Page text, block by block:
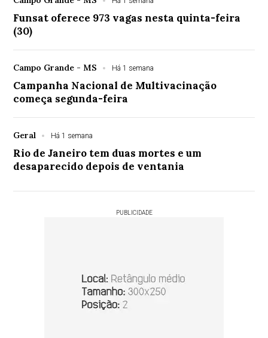
Funsat oferece 973 vagas nesta quinta-feira
(30)
Campo Grande - MS Há 1 semana
Campanha Nacional de Multivacinação
começa segunda-feira
Geral Há 1 semana
Rio de Janeiro tem duas mortes e um
desaparecido depois de ventania
PUBLICIDADE